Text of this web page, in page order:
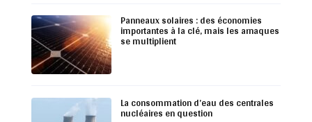
Panneaux solaires : des économies
importantes à la clé, mais les arnaques
se multiplient
La consommation d’eau des centrales
nucléaires en question